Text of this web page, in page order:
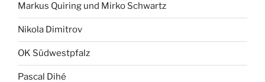
Markus Quiring und Mirko Schwartz
Nikola Dimitrov
OK Südwestpfalz
Pascal Dihé